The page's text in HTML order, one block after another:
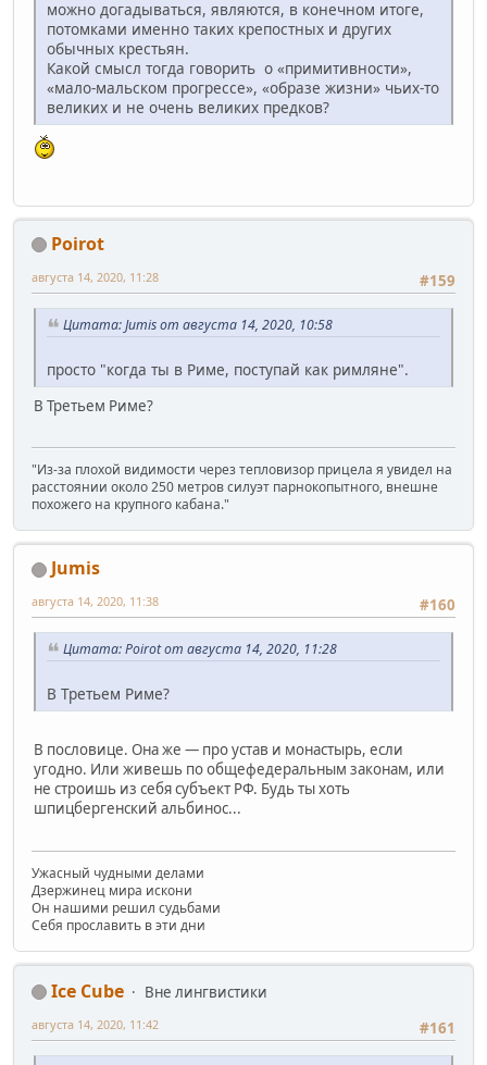
можно догадываться, являются, в конечном итоге,
потомками именно таких крепостных и других
обычных крестьян.
Какой смысл тогда говорить о «примитивности»,
«мало-мальском прогрессе», «образе жизни» чьих-то
великих и не очень великих предков?
Poirot
#159
августа 14, 2020, 11:28
Цитата: Jumis от августа 14, 2020, 10:58
просто "когда ты в Риме, поступай как римляне".
В Третьем Риме?
"Из-за плохой видимости через тепловизор прицела я увидел на
расстоянии около 250 метров силуэт парнокопытного, внешне
похожего на крупного кабана."
Jumis
#160
августа 14, 2020, 11:38
Цитата: Poirot от августа 14, 2020, 11:28
В Третьем Риме?
В пословице. Она же — про устав и монастырь, если
угодно. Или живешь по общефедеральным законам, или
не строишь из себя субъект РФ. Будь ты хоть
шпицбергенский альбинос...
Ужасный чудными делами
Дзержинец мира искони
Он нашими решил судьбами
Себя прославить в эти дни
Ice Cube
Вне лингвистики
#161
августа 14, 2020, 11:42